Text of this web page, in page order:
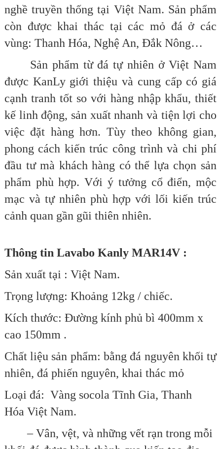
nghề truyền thống tại Việt Nam. Sản phẩm
còn được khai thác tại các mỏ đá ở các
vùng: Thanh Hóa, Nghệ An, Đắk Nông…
Sản phẩm từ đá tự nhiên ở Việt Nam
được KanLy giới thiệu và cung cấp có giá
cạnh tranh tốt so với hàng nhập khẩu, thiết
kế linh động, sản xuất nhanh và tiện lợi cho
việc đặt hàng hơn. Tùy theo không gian,
phong cách kiến trúc công trình và chi phí
đầu tư mà khách hàng có thể lựa chọn sản
phẩm phù hợp. Với ý tưởng cổ điển, mộc
mạc và tự nhiên phù hợp với lối kiến trúc
cảnh quan gần gũi thiên nhiên.
Thông tin Lavabo Kanly MAR14V :
Sản xuất tại : Việt Nam.
Trọng lượng: Khoảng 12kg / chiếc.
Kích thước: Ðường kính phủ bì 400mm x
cao 150mm .
Chất liệu sản phẩm: bằng đá nguyên khối tự
nhiên, đá phiến nguyên, khai thác mỏ
Loại đá: Vàng socola Tĩnh Gia, Thanh
Hóa Việt Nam.
– Vân, vệt, và những vết rạn trong mỗi